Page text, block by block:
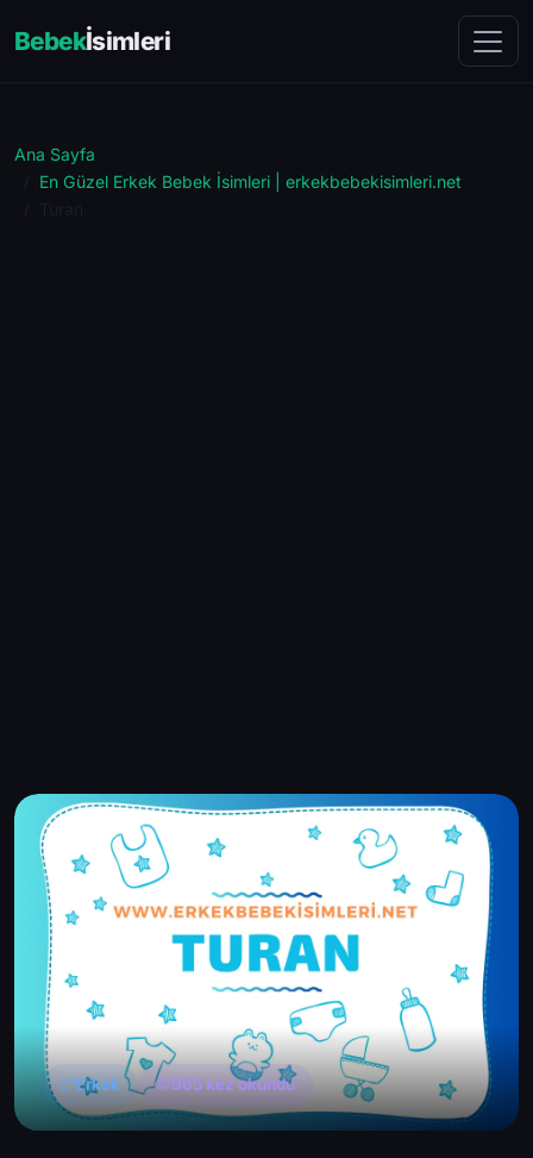
Bebekİsimleri
Ana Sayfa
En Güzel Erkek Bebek İsimleri | erkekbebekisimleri.net
Erkek 965 kez okundu